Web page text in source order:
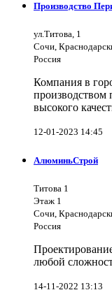
Производство
ул.Титова, 1
Сочи,
Россия
Компания в
производством
высокого
12-01-2023 14:45
АлюминьСтрой
Титова 1
Этаж 1
Сочи,
Россия
любой
14-11-2022 13:13